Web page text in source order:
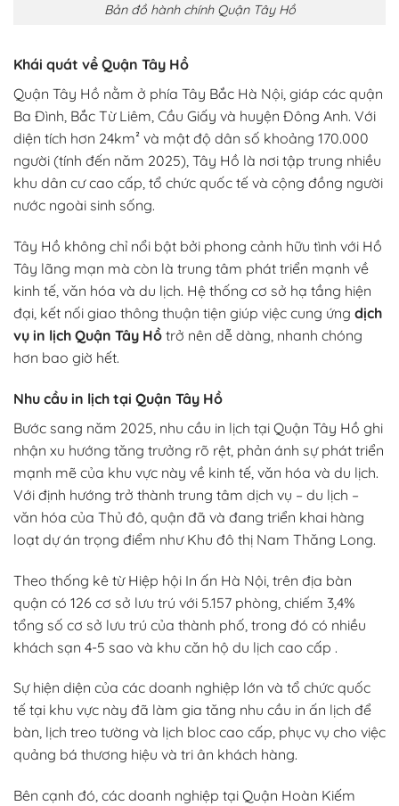
Bản đồ hành chính Quận Tây Hồ
Khái quát về Quận Tây Hồ
Quận Tây Hồ nằm ở phía Tây Bắc Hà Nội, giáp các quận
Ba Đình, Bắc Từ Liêm, Cầu Giấy và huyện Đông Anh. Với
diện tích hơn 24km² và mật độ dân số khoảng 170.000
người (tính đến năm 2025), Tây Hồ là nơi tập trung nhiều
khu dân cư cao cấp, tổ chức quốc tế và cộng đồng người
nước ngoài sinh sống.
Tây Hồ không chỉ nổi bật bởi phong cảnh hữu tình với Hồ
Tây lãng mạn mà còn là trung tâm phát triển mạnh về
kinh tế, văn hóa và du lịch. Hệ thống cơ sở hạ tầng hiện
đại, kết nối giao thông thuận tiện giúp việc cung ứng dịch
vụ in lịch Quận Tây Hồ trở nên dễ dàng, nhanh chóng
hơn bao giờ hết.
Nhu cầu in lịch tại Quận Tây Hồ
Bước sang năm 2025, nhu cầu in lịch tại Quận Tây Hồ ghi
nhận xu hướng tăng trưởng rõ rệt, phản ánh sự phát triển
mạnh mẽ của khu vực này về kinh tế, văn hóa và du lịch.
Với định hướng trở thành trung tâm dịch vụ – du lịch –
văn hóa của Thủ đô, quận đã và đang triển khai hàng
loạt dự án trọng điểm như Khu đô thị Nam Thăng Long.
Theo thống kê từ Hiệp hội In ấn Hà Nội, trên địa bàn
quận có 126 cơ sở lưu trú với 5.157 phòng, chiếm 3,4%
tổng số cơ sở lưu trú của thành phố, trong đó có nhiều
khách sạn 4-5 sao và khu căn hộ du lịch cao cấp .
Sự hiện diện của các doanh nghiệp lớn và tổ chức quốc
tế tại khu vực này đã làm gia tăng nhu cầu in ấn lịch để
bàn, lịch treo tường và lịch bloc cao cấp, phục vụ cho việc
quảng bá thương hiệu và tri ân khách hàng.
Bên cạnh đó, các doanh nghiệp tại Quận Hoàn Kiếm